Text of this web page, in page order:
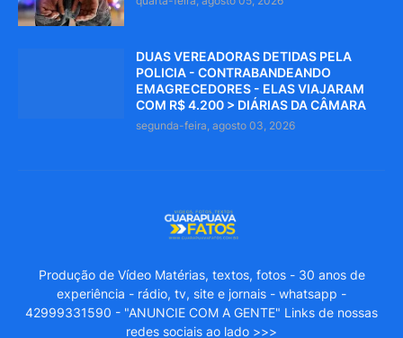
DUAS VEREADORAS DETIDAS PELA
POLICIA - CONTRABANDEANDO
EMAGRECEDORES - ELAS VIAJARAM
COM R$ 4.200 > DIÁRIAS DA CÂMARA
segunda-feira, agosto 03, 2026
Produção de Vídeo Matérias, textos, fotos - 30 anos de
experiência - rádio, tv, site e jornais - whatsapp -
42999331590 - "ANUNCIE COM A GENTE" Links de nossas
redes sociais ao lado >>>